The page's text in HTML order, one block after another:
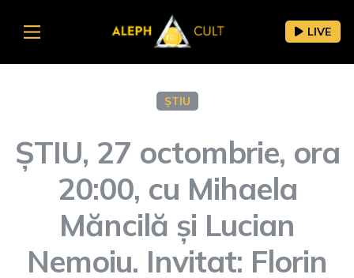
LIVE
ȘTIU
ȘTIU, 27 octombrie, ora
20:00, cu Mihaela
Măncilă și Lucian
Nemoiu. Invitat: Florin